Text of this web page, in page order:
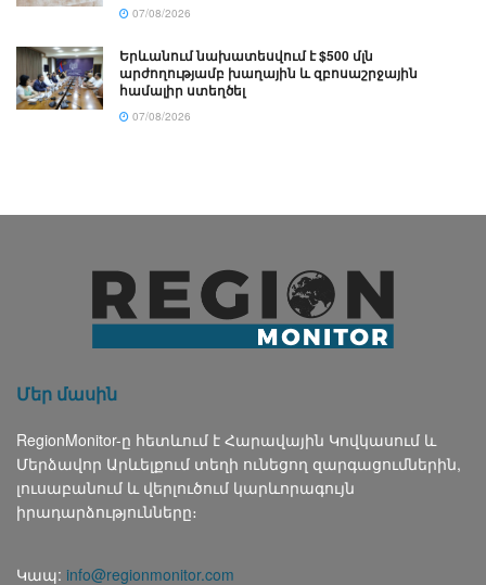
07/08/2026
Երևանում նախատեսվում է $500 մլն
արժողությամբ խաղային և զբոսաշրջային
համալիր ստեղծել
07/08/2026
Մեր մասին
RegionMonitor-ը հետևում է Հարավային Կովկասում և
Մերձավոր Արևելքում տեղի ունեցող զարգացումներին,
լուսաբանում և վերլուծում կարևորագույն
իրադարձությունները։
Կապ: info@regionmonitor.com